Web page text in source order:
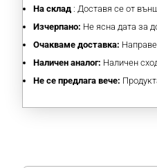
На склад : Доставя се от
Изчерпано: Не ясна дата за
Очакваме доставка:
Наличен аналог: Наличен
Не се предлага вече: